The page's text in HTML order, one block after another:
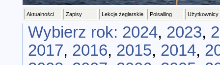
Aktualności Zapisy Lekcje żeglarskie Polsailing Użytkownicy
Wybierz rok: 2024, 2023,
2017, 2016, 2015, 2014,